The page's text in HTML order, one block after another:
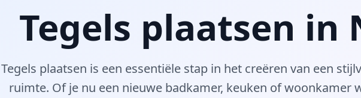
Tegels plaatsen in
Tegels plaatsen is een essentiële stap in het creëren van een
ruimte. Of je nu een nieuwe badkamer, keuken of woonkamer